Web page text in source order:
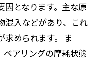
因となります。主な原
混入などがあり、これ
求められます。 ま
ベアリングの摩耗状態